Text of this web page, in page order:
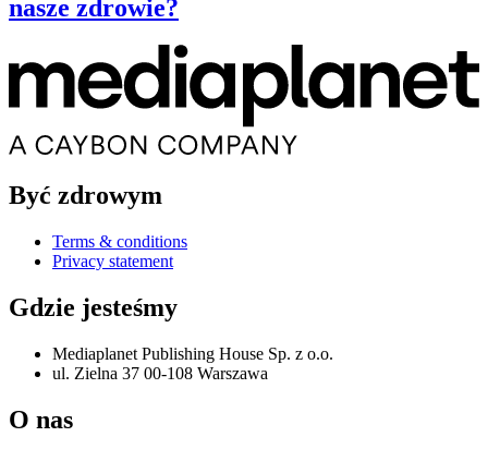
nasze zdrowie?
Być zdrowym
Terms & conditions
Privacy statement
Gdzie jesteśmy
Mediaplanet Publishing House Sp. z o.o.
ul. Zielna 37 00-108 Warszawa
O nas